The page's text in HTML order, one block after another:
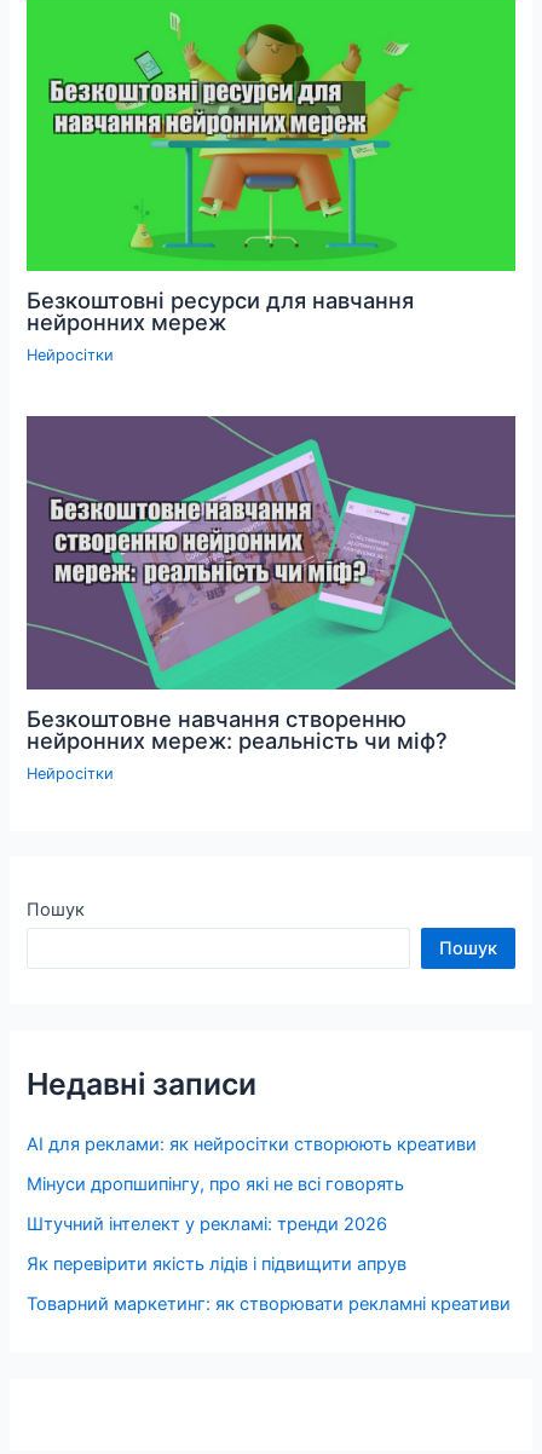
Безкоштовні ресурси для навчання
нейронних мереж
Нейросітки
Безкоштовне навчання створенню
нейронних мереж: реальність чи міф?
Нейросітки
Пошук
Пошук
Недавні записи
AI для реклами: як нейросітки створюють креативи
Мінуси дропшипінгу, про які не всі говорять
Штучний інтелект у рекламі: тренди 2026
Як перевірити якість лідів і підвищити апрув
Товарний маркетинг: як створювати рекламні креативи